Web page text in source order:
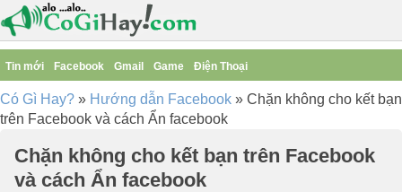
Tin mới Facebook Gmail Game Điện Thoại
Có Gì Hay? » Hướng dẫn Facebook » Chặn không cho kết bạn
trên Facebook và cách Ẩn facebook
Chặn không cho kết bạn trên Facebook
và cách Ẩn facebook